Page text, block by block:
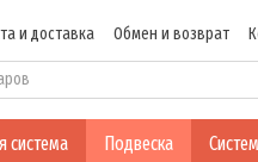
и доставка Обмен и возврат
соглашение
система Подвеска